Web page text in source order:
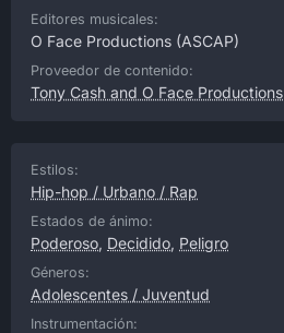
Editores musicales:
O Face Productions (ASCAP)
Proveedor de contenido:
Tony Cash and O Face Productions
Estilos:
Hip-hop / Urbano / Rap
Estados de ánimo:
Poderoso, Decidido, Peligro
Géneros:
Adolescentes / Juventud
Instrumentación: